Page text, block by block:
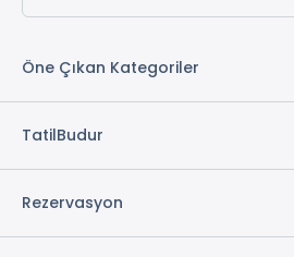
Öne Çıkan Kategoriler
TatilBudur
Rezervasyon